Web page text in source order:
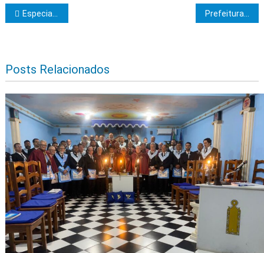
Navegação de Post
Especialistas alertam para vacinação contra a catapora Prefeituras têm nova queda no repasse do FPM e UPB convoca reunião emergencial para discutir crise financeira
Posts Relacionados